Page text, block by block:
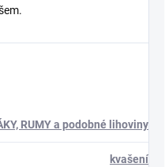
RUMY a podobné lihoviny
kvašení